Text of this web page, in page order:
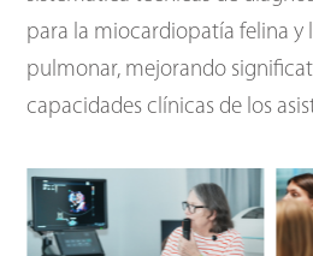
para la miocardiopatía felina y
pulmonar, mejorando
capacidades clínicas de los